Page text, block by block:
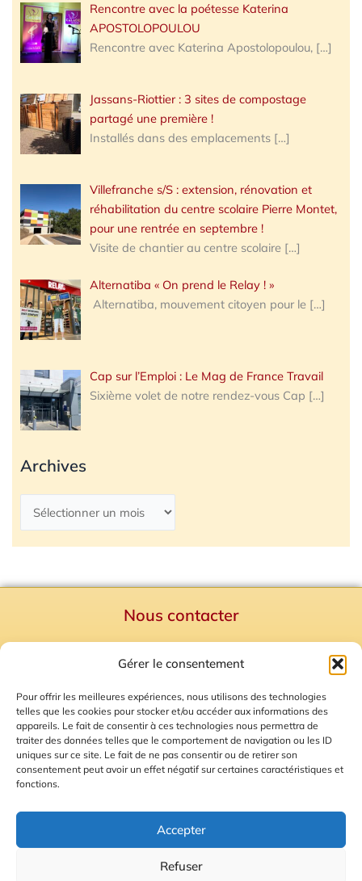
Gérer le consentement
Pour offrir les meilleures expériences, nous utilisons des technologies
telles que les cookies pour stocker et/ou accéder aux informations des
appareils. Le fait de consentir à ces technologies nous permettra de
traiter des données telles que le comportement de navigation ou les ID
uniques sur ce site. Le fait de ne pas consentir ou de retirer son
consentement peut avoir un effet négatif sur certaines caractéristiques et
fonctions.
Accepter
Refuser
Rencontre avec la poétesse Katerina
APOSTOLOPOULOU
Rencontre avec Katerina Apostolopoulou, […]
Jassans-Riottier : 3 sites de compostage
partagé une première !
Installés dans des emplacements […]
Villefranche s/S : extension, rénovation et
réhabilitation du centre scolaire Pierre Montet,
pour une rentrée en septembre !
Visite de chantier au centre scolaire […]
Alternatiba « On prend le Relay ! »
Alternatiba, mouvement citoyen pour le […]
Cap sur l’Emploi : Le Mag de France Travail
Sixième volet de notre rendez-vous Cap […]
Archives
Nous contacter
Mentions Légales
Plan du site
Gestion des Cookies